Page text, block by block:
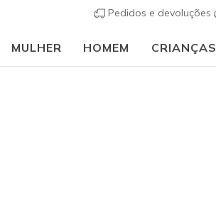
Pedidos e devoluções
MULHER HOMEM CRIANÇAS